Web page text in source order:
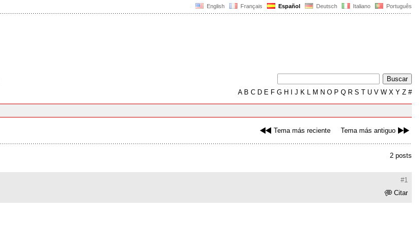
English Français Español Deutsch Italiano Português
AB C D E F G H J K L M N O P Q R S T U V W X Y Z #
Tema más reciente Tema más antiguo
2 posts
#1
Citar